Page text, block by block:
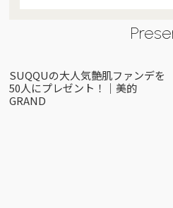
SUQQUの大人気艶肌ファンデを
50人にプレゼント！｜美的
GRAND